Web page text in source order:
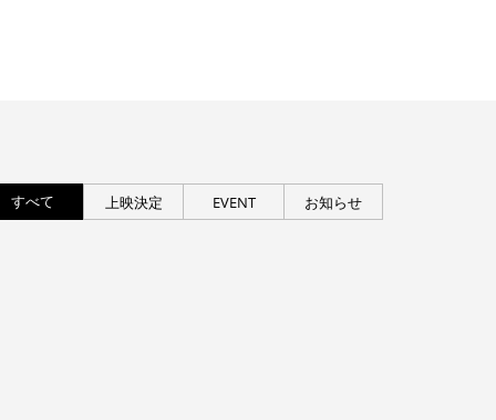
すべて 上映決定 EVENT お知らせ